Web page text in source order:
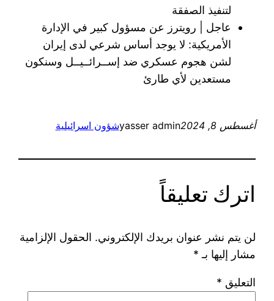
لتنفيذ الصفقة
عاجل | رويترز عن مسؤول كبير في الإدارة
الأمريكية: لا يوجد أساس شرعي لدى إيران
لشن هجوم عسكري ضد إســرائــيــل وسنكون
مستعدين لأي طارئ
أغسطس 8, 2024 yasser adminشؤون اسرائيلية
اترك تعليقاً
لن يتم نشر عنوان بريدك الإلكتروني. الحقول الإلزامية
مشار إليها بـ *
التعليق *